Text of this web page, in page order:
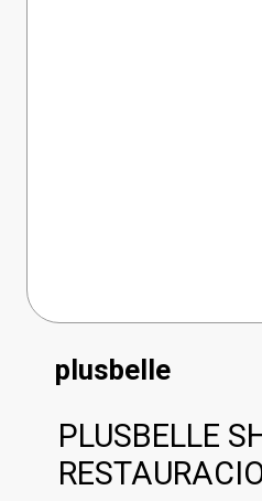
plusbelle
PLUSBELLE